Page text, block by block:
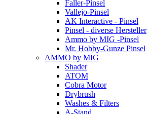
Faller-Pinsel
Vallejo-Pinsel
AK Interactive - Pinsel
Pinsel - diverse Hersteller
Ammo by MIG -Pinsel
Mr. Hobby-Gunze Pinsel
AMMO by MIG
Shader
ATOM
Cobra Motor
Drybrush
Washes & Filters
A-Stand